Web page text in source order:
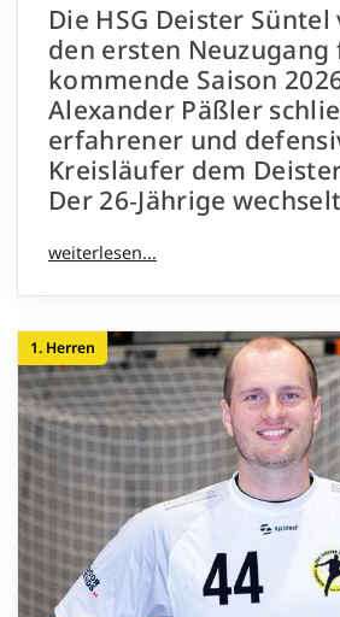
Die HSG Deister
den ersten Neuzugang
kommende Saison
Alexander Päßler
erfahrener und
Kreisläufer dem
Der 26‑Jährige
1. Herren